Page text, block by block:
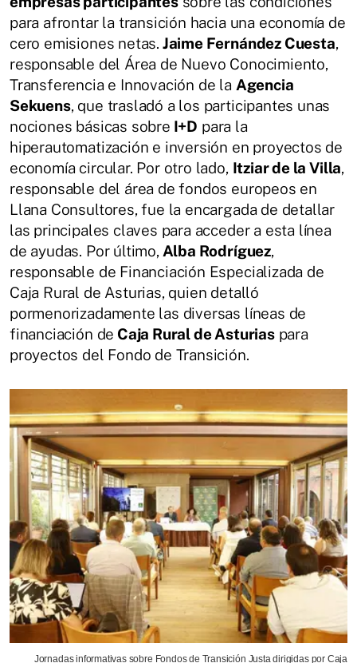
para afrontar la transición hacia una economía de
cero emisiones netas. Jaime Fernández Cuesta,
responsable del Área de Nuevo Conocimiento,
Transferencia e Innovación de la Agencia
Sekuens, que trasladó a los participantes unas
nociones básicas sobre I+D para la
hiperautomatización e inversión en proyectos de
economía circular. Por otro lado, Itziar de la Villa,
responsable del área de fondos europeos en
Llana Consultores, fue la encargada de detallar
las principales claves para acceder a esta línea
de ayudas. Por último, Alba Rodríguez,
responsable de Financiación Especializada de
Caja Rural de Asturias, quien detalló
pormenorizadamente las diversas líneas de
financiación de Caja Rural de Asturiaspara
proyectos del Fondo de Transición.
Jornadas informativas sobre Fondos de Transición Justa dirigidas por Caja